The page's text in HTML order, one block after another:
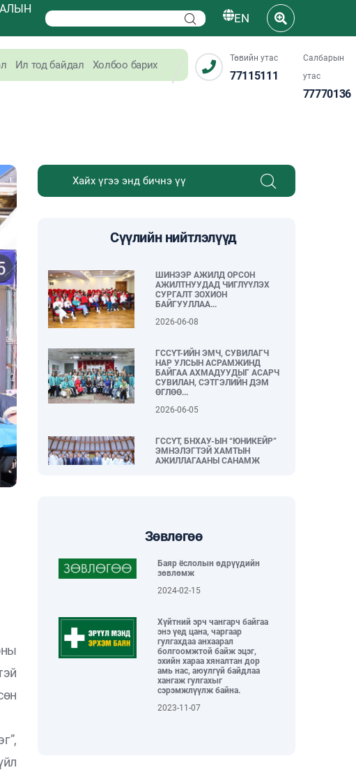
EN
Ил тод байдал Холбоо барих
Төвийн утас
77115111
Салбарын
утас
77770136
Сүүлийн нийтлэлүүд
ШИНЭЭР АЖИЛД ОРСОН
АЖИЛТНУУДАД ЧИГЛҮҮЛЭХ
СУРГАЛТ ЗОХИОН
БАЙГУУЛЛАА...
2026-06-08
ГССҮТ-ИЙН ЭМЧ, СУВИЛАГЧ
НАР УЛСЫН АСРАМЖИНД
БАЙГАА АХМАДУУДЫГ АСАРЧ
СУВИЛАН, СЭТГЭЛИЙН ДЭМ
ӨГЛӨӨ...
2026-06-05
ГССҮТ, БНХАУ-ЫН “ЮНИКЕЙР”
ЭМНЭЛЭГТЭЙ ХАМТЫН
АЖИЛЛАГААНЫ САНАМЖ
хөдөлгөөн зохион
2026-06-02
ХАМТАРЧ АЖИЛЛАХААР
БОЛЛОО...
2026-05-29
ХҮҮХЭД БАГАЧУУДАА
БАЯРЛУУЛЖ, ОДОНТОЙ
ЭЭЖҮҮДДЭЭ ХҮНДЭТГЭЛ
ҮЗҮҮЛСЭН “ЭХ ҮРСИЙН
Зөвлөгөө
Баяр ёслолын өдрүүдийн
зөвлөмж
2024-02-15
Хүйтний эрч чангарч байгаа
энэ үед цана, чаргаар
гулгахдаа анхаарал
болгоомжтой байж эцэг,
эхийн хараа хяналтан дор
амь нас, аюулгүй байдлаа
хангаж гулгахыг
сэрэмжлүүлж байна.
2023-11-07